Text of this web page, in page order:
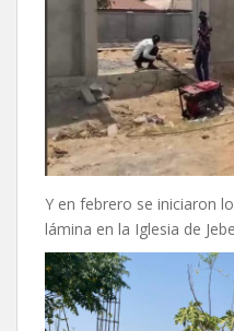
Y en febrero se iniciaron
lámina en la Iglesia de